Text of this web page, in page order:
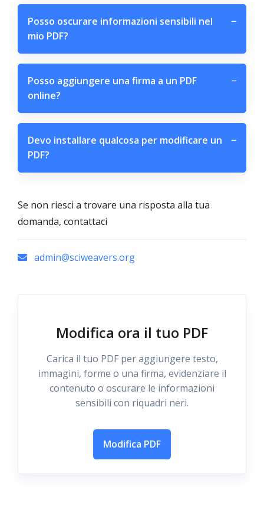
Posso oscurare informazioni sensibili nel
mio PDF?
−
Posso aggiungere una firma a un PDF
online?
−
Devo installare qualcosa per modificare un
PDF?
−
Se non riesci a trovare una risposta alla tua
domanda, contattaci
admin@sciweavers.org
Modifica ora il tuo PDF
Carica il tuo PDF per aggiungere testo,
immagini, forme o una firma, evidenziare il
contenuto o oscurare le informazioni
sensibili con riquadri neri.
Modifica PDF